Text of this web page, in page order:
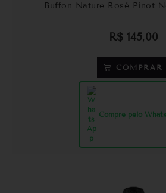
Buffon Nature Rosé Pinot
R$145,00
COMPRAR
Compre pelo